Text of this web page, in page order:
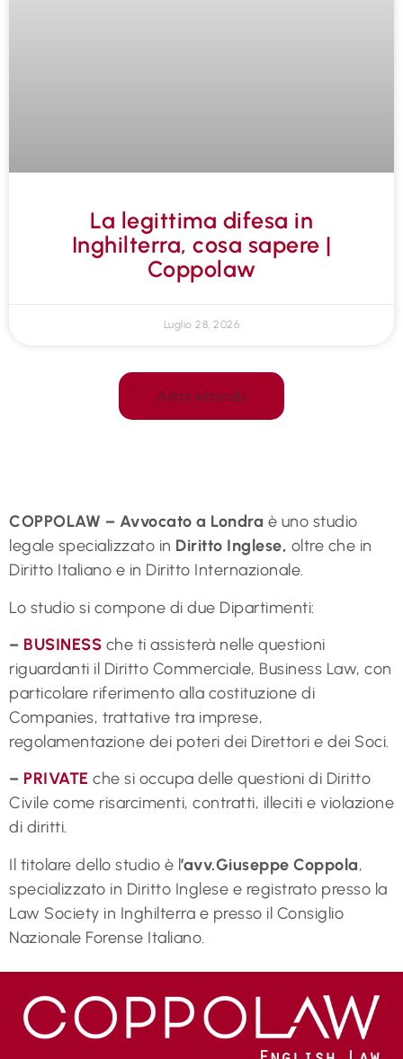
La legittima difesa in
Inghilterra, cosa sapere |
Coppolaw
Luglio 28, 2026
Altri articoli
COPPOLAW – Avvocato a Londra è uno studio
legale specializzato in Diritto Inglese, oltre che in
Diritto Italiano e in Diritto Internazionale.
Lo studio si compone di due Dipartimenti:
– BUSINESS che ti assisterà nelle questioni
riguardanti il Diritto Commerciale, Business Law, con
particolare riferimento alla costituzione di
Companies, trattative tra imprese,
regolamentazione dei poteri dei Direttori e dei Soci.
– PRIVATE che si occupa delle questioni di Diritto
Civile come risarcimenti, contratti, illeciti e violazione
di diritti.
Il titolare dello studio è l’avv.Giuseppe Coppola,
specializzato in Diritto Inglese e registrato presso la
Law Society in Inghilterra e presso il Consiglio
Nazionale Forense Italiano.